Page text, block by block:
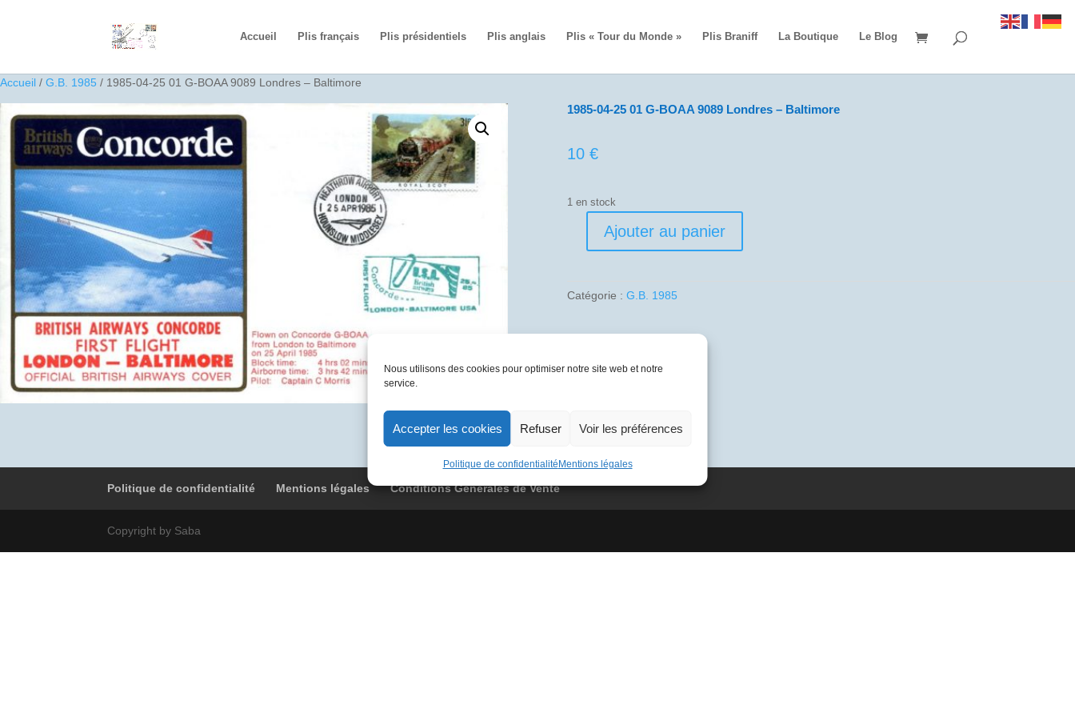
Nous utilisons des cookies pour optimiser notre site web et notre
service.
Accepter les cookies Refuser Voir les préférences
Politique de confidentialité Mentions légales
Accueil Plis français Plis présidentiels Plis anglais Plis « Tour du Monde » Plis Braniff La Boutique Le Blog
Accueil / G.B. 1985 / 1985-04-25 01 G-BOAA 9089 Londres – Baltimore
1985-04-25 01 G-BOAA 9089 Londres – Baltimore
10 €
1 en stock
quantité
04-
01
BOAA
Ajouter au panier
Catégorie : G.B. 1985
Politique de confidentialité Mentions légales Conditions Générales de Vente
Copyright by Saba